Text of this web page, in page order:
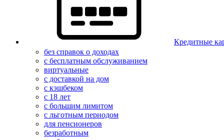
Кредитные
без справок о доходах
с бесплатным обслуживанием
виртуальные
с доставкой на дом
с кэшбеком
с 18 лет
с большим лимитом
с льготным периодом
для пенсионеров
безработным